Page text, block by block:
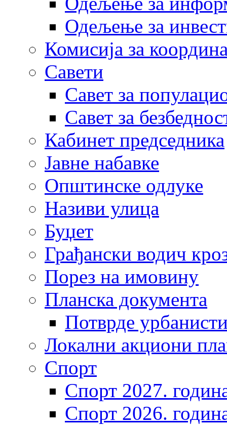
Одељење за
Комисија за
Савети
Савет за
Савет за
Кабинет председника
Јавне набавке
Општинске одлуке
Називи улица
Буџет
Грађански водич
Порез на имовину
Планска документа
Потврде
Локални акциони
Спорт
Спорт 2027.
Спорт 2026.